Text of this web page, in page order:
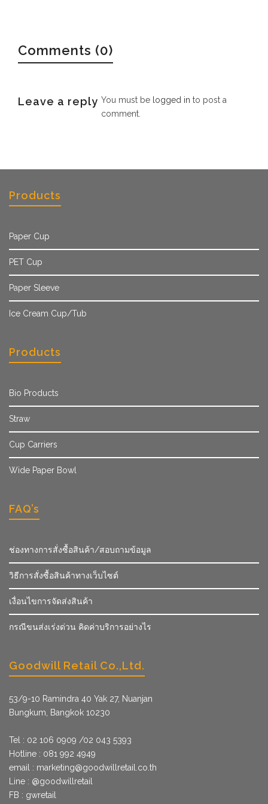
Comments (0)
Leave a reply You must be logged in to post a
comment.
Products
Paper Cup
PET Cup
Paper Sleeve
Ice Cream Cup/Tub
Products
Bio Products
Straw
Cup Carriers
Wide Paper Bowl
FAQ’s
ช่องทางการสั่งซื้อสินค้า/สอบถามข้อมูล
วิธีการสั่งซื้อสินค้าทางเว็บไซต์
เงื่อนไขการจัดส่งสินค้า
กรณีขนส่งเร่งด่วน คิดค่าบริการอย่างไร
Goodwill Retail Co.,Ltd.
53/9­-10 Ramindra 40 Yak 27, Nuanjan
Bungkum, Bangkok 10230
Tel : 02 106 0909 /02 043 5393
Hotline : 081 992 4949
email : marketing@goodwillretail.co.th
Line : @goodwillretail
FB : gwretail